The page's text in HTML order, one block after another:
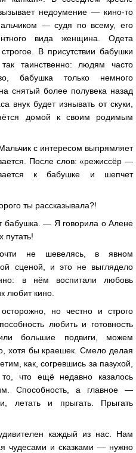
недоумение — кино-то
— судя по всему, его
вида женщина. Одета
В присутствии бабушки
таинственно: людям часто
бабушка только немного
снятый более полувека назад
будет изнывать от скуки,
домой к своим родимым
с интересом выпрямляет
После слов: «режиссёр —
к бабушке и шепчет
ты рассказывала?!
бабушка. — Я говорила о Алене
путать!
не шевелясь, в явном
сценой, и это не выглядело
в нём воспитали любовь
любит кино.
но честно и строго
любить и готовность
большие подвиги, можем
хотя бы краешек. Смело делая
как, согревшись за пазухой,
что ещё недавно казалось
Способность, а главное —
летать и прыгать. Прыгать
каждый из нас. Нам
чудесами и сказками — нужно